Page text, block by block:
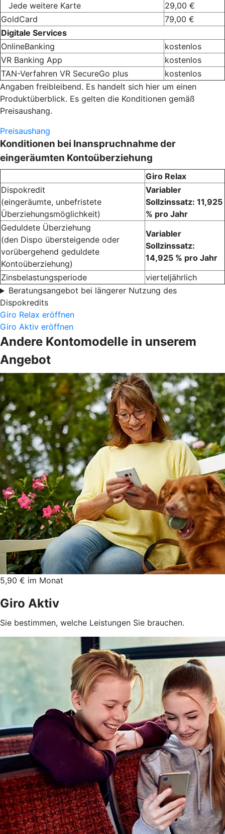
Jede weitere Karte
29,00 €
GoldCard
79,00 €
Digitale Services
OnlineBanking
kostenlos
VR Banking App
kostenlos
TAN-Verfahren VR SecureGo plus
kostenlos
Angaben freibleibend. Es handelt sich hier um einen
Produktüberblick. Es gelten die Konditionen gemäß
Preisaushang.
Preisaushang
Konditionen bei Inanspruchnahme der
eingeräumten Kontoüberziehung
Giro Relax
Dispokredit
(eingeräumte, unbefristete
Überziehungsmöglichkeit)
Variabler
Sollzinssatz: 11,925
% pro Jahr
Geduldete Überziehung
(den Dispo übersteigende oder
vorübergehend geduldete
Kontoüberziehung)
Variabler
Sollzinssatz:
14,925 % pro Jahr
Zinsbelastungsperiode
vierteljährlich
Beratungsangebot bei längerer Nutzung des
Dispokredits
Giro Relax eröffnen
Giro Aktiv eröffnen
Andere Kontomodelle in unserem
Angebot
5,90 € im Monat
Giro Aktiv
Sie bestimmen, welche Leistungen Sie brauchen.